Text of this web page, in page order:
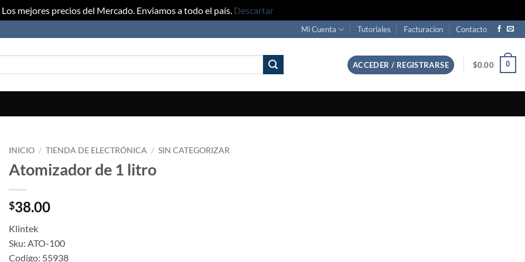
Los mejores precios del Mercado. Enviamos a todo el país. Descartar
Mi Cuenta Tutoriales Facturacion Contacto
ACCEDER / REGISTRARSE $0.00 0
INICIO / TIENDA DE ELECTRÓNICA / SIN CATEGORIZAR
Atomizador de 1 litro
$38.00
Klintek
Sku: ATO-100
Codigo: 55938